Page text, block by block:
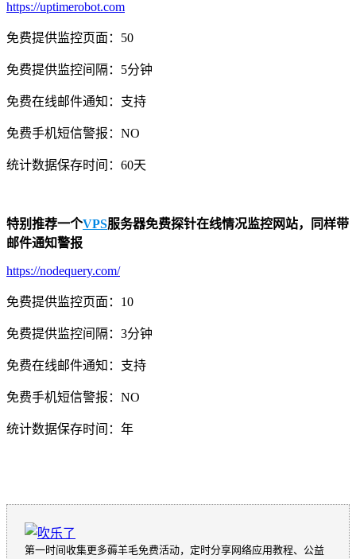
https://uptimerobot.com
免费提供监控页面：50
免费提供监控间隔：5分钟
免费在线邮件通知：支持
免费手机短信警报：NO
统计数据保存时间：60天
特别推荐一个VPS服务器免费探针在线情况监控网站，同样带
邮件通知警报
https://nodequery.com/
免费提供监控页面：10
免费提供监控间隔：3分钟
免费在线邮件通知：支持
免费手机短信警报：NO
统计数据保存时间：年
第一时间收集更多薅羊毛免费活动，定时分享网络应用教程、公益